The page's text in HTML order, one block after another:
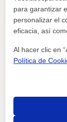
Arte, Diseño
Pruebas
Graduado
Triunfo V
Málaga
para garantizar
personalizar el
eficacia, así
Al hacer clic en
Política de